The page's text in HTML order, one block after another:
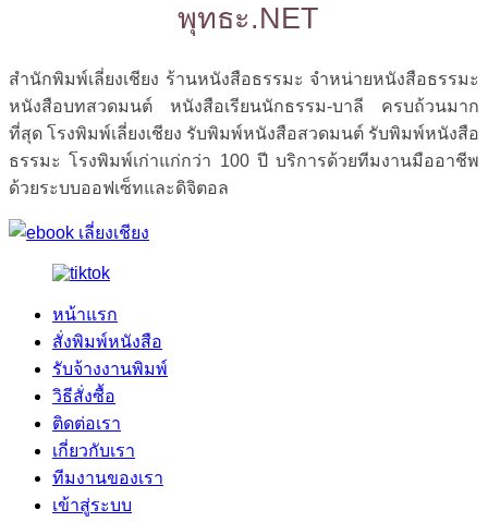
พุทธะ.NET
สำนักพิมพ์เลี่ยงเชียง ร้านหนังสือธรรมะ จำหน่ายหนังสือธรรมะ
หนังสือบทสวดมนต์ หนังสือเรียนนักธรรม-บาลี ครบถ้วนมาก
ที่สุด โรงพิมพ์เลี่ยงเชียง รับพิมพ์หนังสือสวดมนต์ รับพิมพ์หนังสือ
ธรรมะ โรงพิมพ์เก่าแก่กว่า 100 ปี บริการด้วยทีมงานมืออาชีพ
ด้วยระบบออฟเซ็ทและดิจิตอล
หน้าแรก
สั่งพิมพ์หนังสือ
รับจ้างงานพิมพ์
วิธีสั่งซื้อ
ติดต่อเรา
เกี่ยวกับเรา
ทีมงานของเรา
เข้าสู่ระบบ